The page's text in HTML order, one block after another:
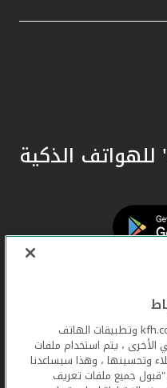
عندما تستخدم ,kfh.com, kfhonline.com وتطبيقات الهاتف
الأخرى ، يتم استخدام ملفات
وتحسينها ، وهذا سيساعدنا
"قبول جميع ملفات تعريف